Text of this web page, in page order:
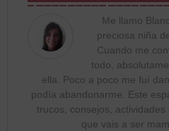
Me llamo
preciosa niña
Cuando me
todo,
ella. Poco a poco me fuí
podía abandonarme. Este
trucos, consejos,
que vais a ser